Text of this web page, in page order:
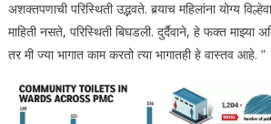
अशक्तपणाची परिस्थिती उद्भवते. बर्‍याच महिलांना योग्य
माहिती नसते, परिस्थिती बिघडली. दुर्दैवाने, हे फक्त माझ्या
तर मी ज्या भागात काम करतो त्या भागातही हे वास्तव आहे. ”